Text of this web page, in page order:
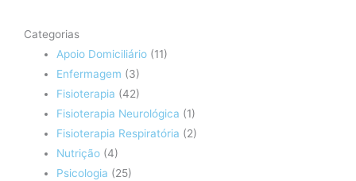
Categorias
Apoio Domiciliário (11)
Enfermagem (3)
Fisioterapia (42)
Fisioterapia Neurológica (1)
Fisioterapia Respiratória (2)
Nutrição (4)
Psicologia (25)